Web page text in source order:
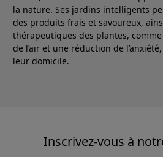
la nature. Ses jardins intelligents
des produits frais et savoureux,
thérapeutiques des plantes,
de l’air et une réduction de
leur domicile.
Inscrivez-vous à